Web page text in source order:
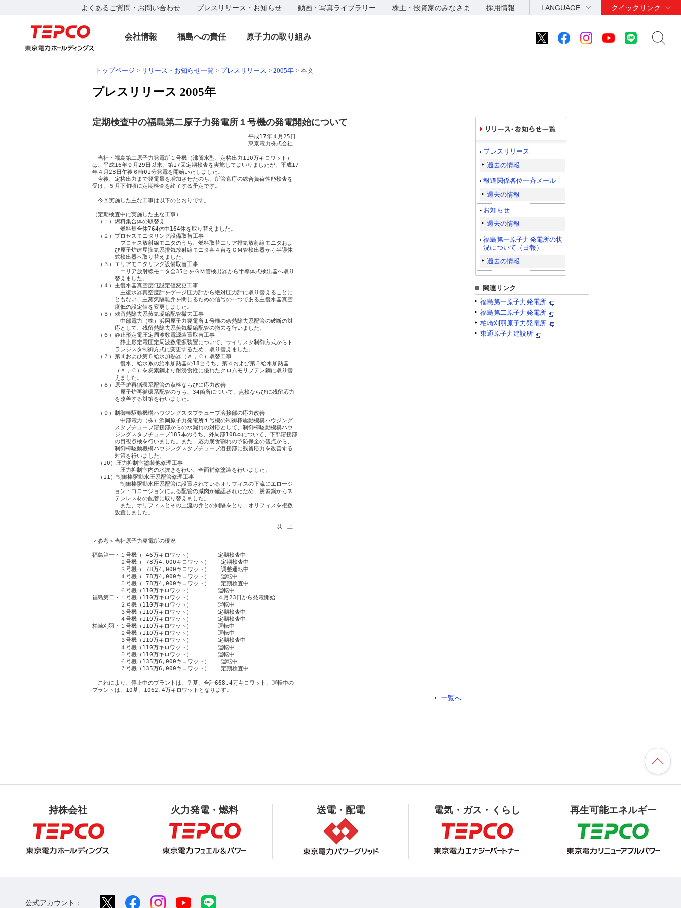
よくあるご質問・お問い合わせ プレスリリース・お知らせ 動画・写真ライブラリー 株主・投資家のみなさま 採用情報 LANGUAGE クイックリンク
会社情報 福島への責任 原子力の取り組み
トップページ > リリース・お知らせ一覧 > プレスリリース > 2005年 > 本文
プレスリリース 2005年
定期検査中の福島第二原子力発電所１号機の発電開始について
平成17年４月25日
東京電力株式会社
当社・福島第二原子力発電所１号機（沸騰水型、定格出力110万キロワット）
は、平成16年９月29日以来、第17回定期検査を実施してまいりましたが、平成17
年４月23日午後６時01分発電を開始いたしました。
今後、定格出力まで発電量を増加させたのち、所管官庁の総合負荷性能検査を
受け、５月下旬頃に定期検査を終了する予定です。
今回実施した主な工事は以下のとおりです。
（定期検査中に実施した主な工事）
（１）燃料集合体の取替え
燃料集合体764体中164体を取り替えました。
（２）プロセスモニタリング設備取替工事
プロセス放射線モニタのうち、燃料取替エリア排気放射線モニタおよ
び原子炉建屋換気系排気放射線モニタ各４台をＧＭ管検出器から半導体
式検出器へ取り替えました。
（３）エリアモニタリング設備取替工事
エリア放射線モニタ全35台をＧＭ管検出器から半導体式検出器へ取り
替えました。
（４）主復水器真空度低設定値変更工事
主復水器真空度計をゲージ圧力計から絶対圧力計に取り替えることに
ともない、主蒸気隔離弁を閉じるための信号の一つである主復水器真空
度低の設定値を変更しました。
（５）残留熱除去系蒸気凝縮配管撤去工事
中部電力（株）浜岡原子力発電所１号機の余熱除去系配管の破断の対
応として、残留熱除去系蒸気凝縮配管の撤去を行いました。
（６）静止形定電圧定周波数電源装置取替工事
静止形定電圧定周波数電源装置について、サイリスタ制御方式からト
ランジスタ制御方式に変更するため、取り替えました。
（７）第４および第５給水加熱器（Ａ，Ｃ）取替工事
復水、給水系の給水加熱器の18台うち、第４および第５給水加熱器
（Ａ，Ｃ）を炭素鋼より耐浸食性に優れたクロムモリブデン鋼に取り替
えました。
（８）原子炉再循環系配管の点検ならびに応力改善
原子炉再循環系配管のうち、34箇所について、点検ならびに残留応力
を改善する対策を行いました。
（９）制御棒駆動機構ハウジングスタブチューブ溶接部の応力改善
中部電力（株）浜岡原子力発電所１号機の制御棒駆動機構ハウジング
スタブチューブ溶接部からの水漏れの対応として、制御棒駆動機構ハウ
ジングスタブチューブ185本のうち、外周部108本について、下部溶接部
の目視点検を行いました。また、応力腐食割れの予防保全の観点から、
制御棒駆動機構ハウジングスタブチューブ溶接部に残留応力を改善する
対策を行いました。
（10）圧力抑制室塗装他修理工事
圧力抑制室内の水抜きを行い、全面補修塗装を行いました。
（11）制御棒駆動水圧系配管修理工事
制御棒駆動水圧系配管に設置されているオリフィスの下流にエロージ
ョン・コロージョンによる配管の減肉が確認されたため、炭素鋼からス
テンレス材の配管に取り替えました。
また、オリフィスとその上流の弁との間隔をとり、オリフィスを複数
設置しました。
以　上
＜参考＞当社原子力発電所の現況
福島第一・１号機（ 46万キロワット）　　　　 定期検査中
２号機（ 78万4,000キロワット）　　定期検査中
３号機（ 78万4,000キロワット）　　調整運転中
４号機（ 78万4,000キロワット）　　運転中
５号機（ 78万4,000キロワット）　　定期検査中
６号機（110万キロワット）　　　　 運転中
福島第二・１号機（110万キロワット）　　　　 ４月23日から発電開始
２号機（110万キロワット）　　　　 運転中
３号機（110万キロワット）　　　　 定期検査中
４号機（110万キロワット）　　　　 定期検査中
柏崎刈羽・１号機（110万キロワット）　　　　 運転中
２号機（110万キロワット）　　　　 運転中
３号機（110万キロワット）　　　　 定期検査中
４号機（110万キロワット）　　　　 運転中
５号機（110万キロワット）　　　　 運転中
６号機（135万6,000キロワット）　　運転中
７号機（135万6,000キロワット）　　定期検査中
これにより、停止中のプラントは、７基、合計668.4万キロワット、運転中の
一覧へ
プレスリリース
過去の情報
報道関係各位一斉メール
過去の情報
お知らせ
過去の情報
福島第一原子力発電所の状
況について（日報）
過去の情報
関連リンク
福島第一原子力発電所
福島第二原子力発電所
柏崎刈羽原子力発電所
東通原子力建設所
持株会社 火力発電・燃料 送電・配電 電気・ガス・くらし 再生可能エネルギー
公式アカウント：